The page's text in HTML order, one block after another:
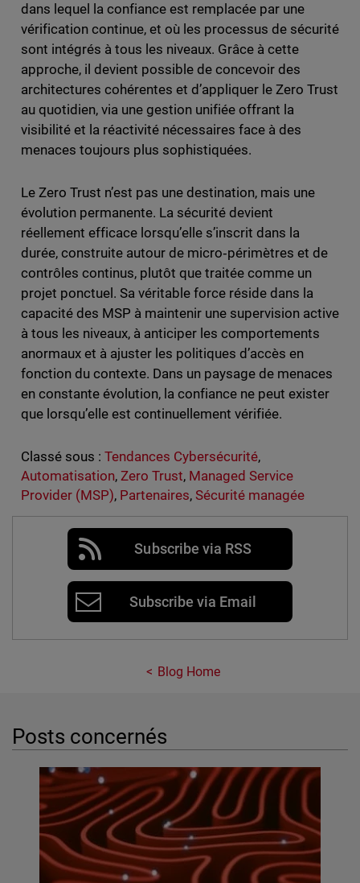
dans lequel la confiance est remplacée par une
vérification continue, et où les processus de sécurité
sont intégrés à tous les niveaux. Grâce à cette
approche, il devient possible de concevoir des
architectures cohérentes et d’appliquer le Zero Trust
au quotidien, via une gestion unifiée offrant la
visibilité et la réactivité nécessaires face à des
menaces toujours plus sophistiquées.
Le Zero Trust n’est pas une destination, mais une
évolution permanente. La sécurité devient
réellement efficace lorsqu’elle s’inscrit dans la
durée, construite autour de micro‑périmètres et de
contrôles continus, plutôt que traitée comme un
projet ponctuel. Sa véritable force réside dans la
capacité des MSP à maintenir une supervision active
à tous les niveaux, à anticiper les comportements
anormaux et à ajuster les politiques d’accès en
fonction du contexte. Dans un paysage de menaces
en constante évolution, la confiance ne peut exister
que lorsqu’elle est continuellement vérifiée.
Classé sous : Tendances Cybersécurité,
Automatisation, Zero Trust, Managed Service
Provider (MSP), Partenaires,Sécurité managée
Subscribe via RSS
Subscribe via Email
Blog Home
Posts concernés